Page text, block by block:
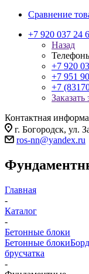
Сравнение
+7 920 037 24
Назад
+7 920
+7 951
+7
Заказать
Контактная
г. Богородск, ул.
ros-nn@yandex.ru
Главная
-
Каталог
-
Бетонные блоки
Бетонные блоки
брусчатка
-